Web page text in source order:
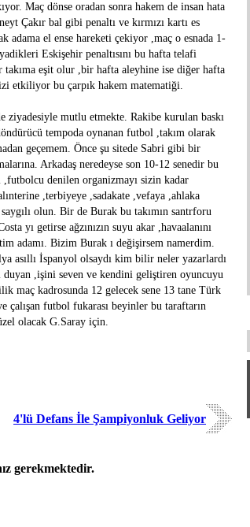
Maç dönse oradan sonra hakem de insan hata
Çakır bal gibi penaltı ve kırmızı kartı es
adama el ense hareketi çekiyor ,maç o esnada 1-
Eskişehir penaltısını bu hafta telafi
eşit olur ,bir hafta aleyhine ise diğer hafta
etkiliyor bu çarpık hakem matematiği.
ziyadesiyle mutlu etmekte. Rakibe kurulan baskı
tempoda oynanan futbol ,takım olarak
geçemem. Önce şu sitede Sabri gibi bir
Arkadaş neredeyse son 10-12 senedir bu
denilen organizmayı sizin kadar
,terbiyeye ,sadakate ,vefaya ,ahlaka
olun. Bir de Burak bu takımın santrforu
yı getirse ağzınızın suyu akar ,havaalanını
adamı. Bizim Burak ı değişirsem namerdim.
asıllı İspanyol olsaydı kim bilir neler yazarlardı
duyan ,işini seven ve kendini geliştiren oyuncuyu
maç kadrosunda 12 gelecek sene 13 tane Türk
çalışan futbol fukarası beyinler bu taraftarın
olacak G.Saray için.
4'lü Defans İle Şampiyonluk Geliyor
gerekmektedir.